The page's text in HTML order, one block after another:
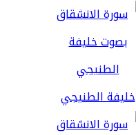
خليفة الطنيجي